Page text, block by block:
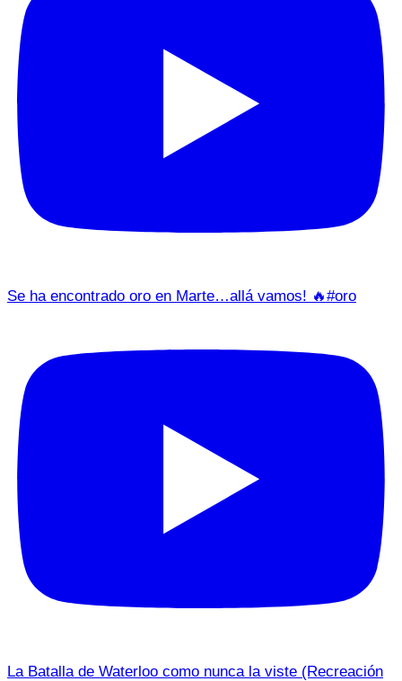
Se ha encontrado oro en Marte…allá vamos! 🔥#oro
La Batalla de Waterloo como nunca la viste (Recreación